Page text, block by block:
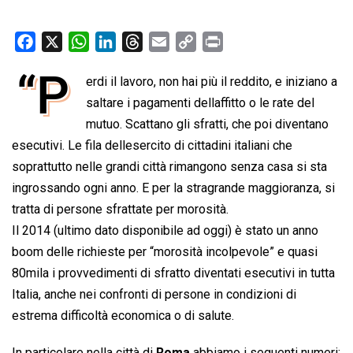
c
o
o
k
W
a
t
s
A
p
p
n
k
e
d
I
n
r
e
a
d
s
a
i
l
p
y
L
i
n
k
i
n
t
“P
erdi il lavoro, non hai più il reddito, e iniziano a
saltare i pagamenti dellaffitto o le rate del
mutuo. Scattano gli sfratti, che poi diventano
esecutivi. Le fila dellesercito di cittadini italiani che
soprattutto nelle grandi città rimangono senza casa si sta
ingrossando ogni anno. E per la stragrande maggioranza, si
tratta di persone sfrattate per morosità.
Il 2014 (ultimo dato disponibile ad oggi) è stato un anno
boom delle richieste per “morosità incolpevole” e quasi
80mila i provvedimenti di sfratto diventati esecutivi in tutta
Italia, anche nei confronti di persone in condizioni di
estrema difficoltà economica o di salute.